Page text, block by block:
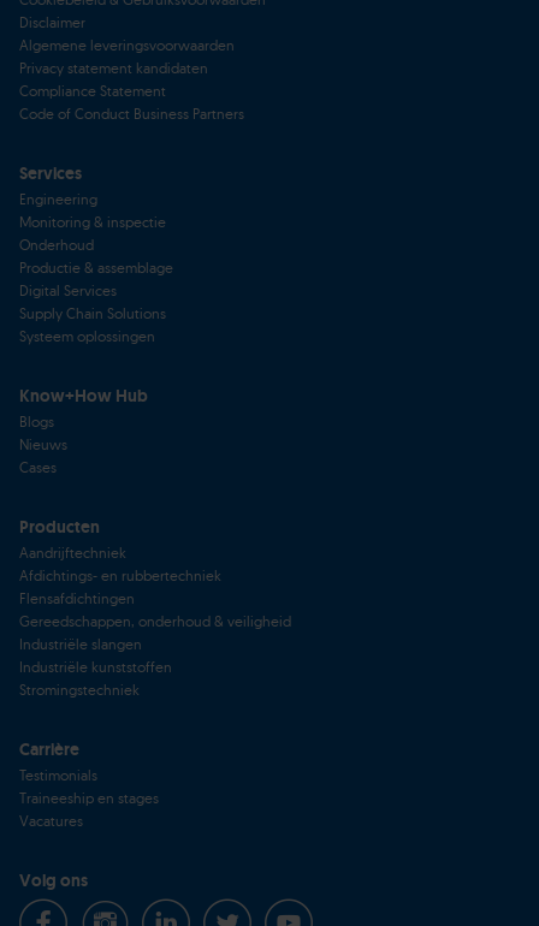
Disclaimer
Algemene leveringsvoorwaarden
Privacy statement kandidaten
Compliance Statement
Code of Conduct Business Partners
Services
Engineering
Monitoring & inspectie
Onderhoud
Productie & assemblage
Digital Services
Supply Chain Solutions
Systeem oplossingen
Know+How Hub
Blogs
Nieuws
Cases
Producten
Aandrijftechniek
Afdichtings- en rubbertechniek
Flensafdichtingen
Gereedschappen, onderhoud & veiligheid
Industriële slangen
Industriële kunststoffen
Stromingstechniek
Carrière
Testimonials
Traineeship en stages
Vacatures
Volg ons